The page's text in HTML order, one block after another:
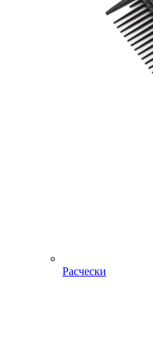
Расчески